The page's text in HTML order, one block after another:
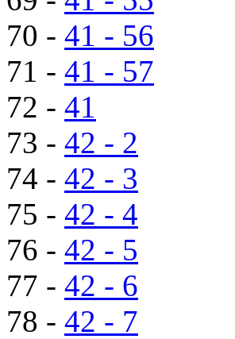
70 - 41 - 56
71 - 41 - 57
72 - 41
73 - 42 - 2
74 - 42 - 3
75 - 42 - 4
76 - 42 - 5
77 - 42 - 6
78 - 42 - 7